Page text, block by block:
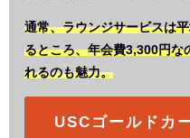
通常、ラウンジサービスは
るところ、年会費3,300円な
れるのも魅力。
USCゴールドカ